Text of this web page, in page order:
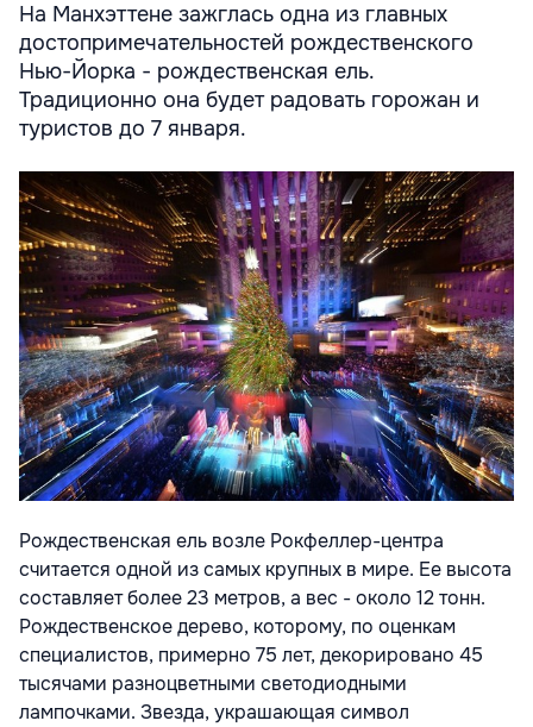
На Манхэттене зажглась одна из главных
достопримечательностей рождественского
Нью-Йорка - рождественская ель.
Традиционно она будет радовать горожан и
туристов до 7 января.
Рождественская ель возле Рокфеллер-центра
считается одной из самых крупных в мире. Ее высота
составляет более 23 метров, а вес - около 12 тонн.
Рождественское дерево, которому, по оценкам
специалистов, примерно 75 лет, декорировано 45
тысячами разноцветными светодиодными
лампочками. Звезда, украшающая символ